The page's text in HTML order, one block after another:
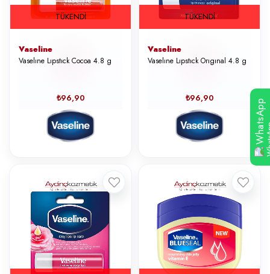
TÜKENDI
Vaseline
Vaselıne Lıpstıck Cocoa 4.8 g
₺96,90
TÜKENDI
Vaseline
Vaselıne Lıpstıck Orıgınal 4.8 g
₺96,90 WhatsApp